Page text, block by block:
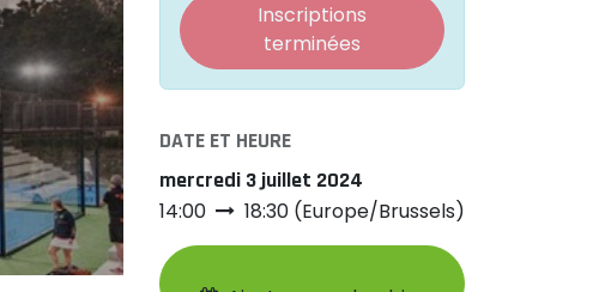
Inscriptions
terminées
DATE ET HEURE
mercredi 3 juillet 2024
14:00
18:30 (Europe/Brussels)